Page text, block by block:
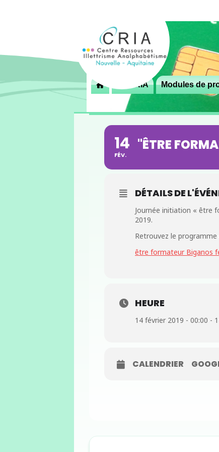
principal Le CRIA Modules de
14
FÉV.
"ÊTRE
DÉTAILS DE
Journée initiation « être
2019.
Retrouvez le programme
être formateur Biganos
HEURE
14 février 2019 - 00:00 -
CALENDRIER